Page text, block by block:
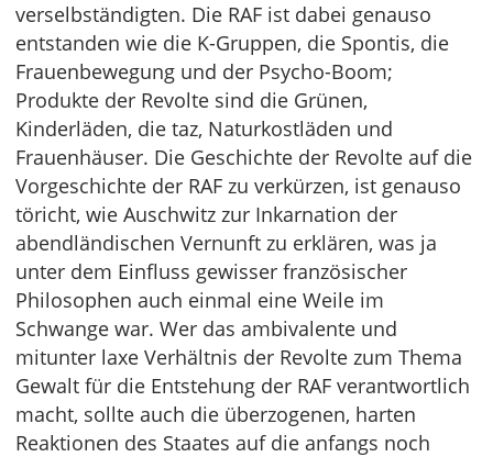
verselbständigten. Die RAF ist dabei genauso
entstanden wie die K-Gruppen, die Spontis, die
Frauenbewegung und der Psycho-Boom;
Produkte der Revolte sind die Grünen,
Kinderläden, die taz, Naturkostläden und
Frauenhäuser. Die Geschichte der Revolte auf die
Vorgeschichte der RAF zu verkürzen, ist genauso
töricht, wie Auschwitz zur Inkarnation der
abendländischen Vernunft zu erklären, was ja
unter dem Einfluss gewisser französischer
Philosophen auch einmal eine Weile im
Schwange war. Wer das ambivalente und
mitunter laxe Verhältnis der Revolte zum Thema
Gewalt für die Entstehung der RAF verantwortlich
macht, sollte auch die überzogenen, harten
Reaktionen des Staates auf die anfangs noch